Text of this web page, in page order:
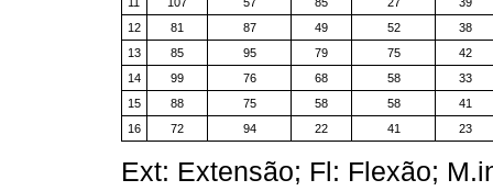
12
81 87 49 52
38
13
85 95 79 75
42
14
99 76 68 58
33
15
88 75 58 58
41
16
72 94 22 41 23
Ext: Extensão; Fl: Flexão;